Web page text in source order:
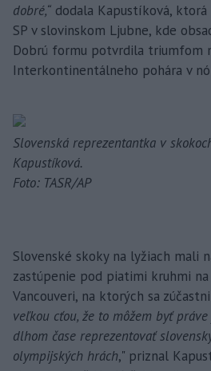
dobré,“ dodala Kapustíková,
SP v slovinskom Ljubne, kde
Dobrú formu potvrdila triumfom
Interkontinentálneho pohára v
Slovenská reprezentantka v
Kapustíková.
Foto: TASR/AP
Slovenské skoky na lyžiach mali
zastúpenie pod piatimi kruhmi
Vancouveri, na ktorých sa
veľkou cťou, že to môžem byť
dlhom čase reprezentovať
olympijských hrách," priznal